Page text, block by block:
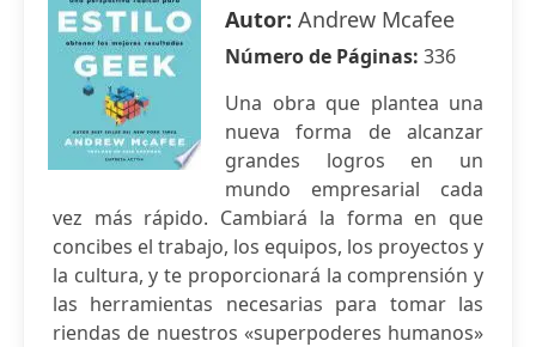
Autor: Andrew Mcafee
Número de Páginas: 336
Una obra que plantea una
nueva forma de alcanzar
grandes logros en un
mundo empresarial cada
vez más rápido. Cambiará la forma en que
concibes el trabajo, los equipos, los proyectos y
la cultura, y te proporcionará la comprensión y
las herramientas necesarias para tomar las
riendas de nuestros «superpoderes humanos»